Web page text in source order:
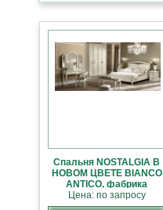
Спальня NOSTALGIA В
НОВОМ ЦВЕТЕ BIANCO
ANTICO, фабрика
Camelgroup, Италия
Цена: по запросу